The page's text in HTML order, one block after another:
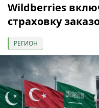
Wildberries
страховку
РЕГИОН